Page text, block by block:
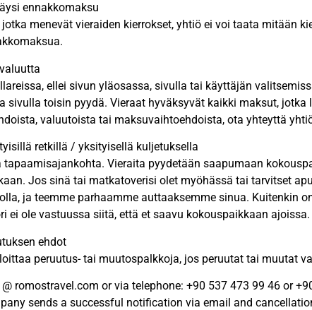
ennakkomaksu
menevät vieraiden kierrokset, yhtiö ei voi taata mitään
valuutta
ellei sivun yläosassa, sivulla tai käyttäjän
toisin pyydä. Vieraat hyväksyvät kaikki maksut,
valuutoista tai maksuvaihtoehdoista, ota yhteyttä
retkillä / yksityisellä kuljetuksella
Vieraita pyydetään saapumaan
Jos sinä tai matkatoverisi olet myöhässä tai tarvitset
ja teemme parhaamme auttaaksemme sinua. Kuitenkin
ole vastuussa siitä, että et saavu kokouspaikkaan ajoissa.
ehdot
peruutus- tai muutospalkkoja, jos peruutat tai muutat
romostravel.com or via telephone: +90 537 473 99 46 or
sends a successful notification via email and